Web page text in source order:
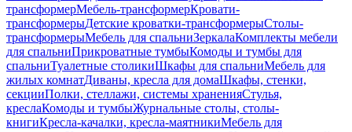
трансформерМебель-трансформерКровати-
трансформерыДетские кроватки-трансформерыСтолы-
трансформерыМебель для спальниЗеркалаКомплекты мебели
для спальниПрикроватные тумбыКомоды и тумбы для
спальниТуалетные столикиШкафы для спальниМебель для
жилых комнатДиваны, кресла для домаШкафы, стенки,
секцииПолки, стеллажи, системы храненияСтулья,
креслаКомоды и тумбыЖурнальные столы, столы-
книгиКресла-качалки, кресла-маятникиМебель для